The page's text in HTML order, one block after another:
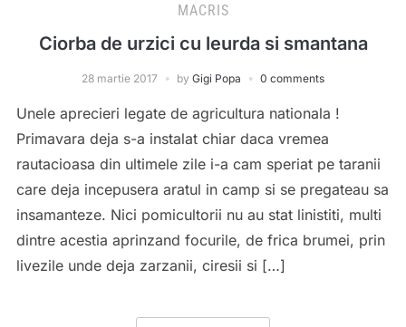
MACRIS
Ciorba de urzici cu leurda si smantana
28 martie 2017 by Gigi Popa 0 comments
Unele aprecieri legate de agricultura nationala !
Primavara deja s-a instalat chiar daca vremea
rautacioasa din ultimele zile i-a cam speriat pe taranii
care deja incepusera aratul in camp si se pregateau sa
insamanteze. Nici pomicultorii nu au stat linistiti, multi
dintre acestia aprinzand focurile, de frica brumei, prin
livezile unde deja zarzanii, ciresii si […]